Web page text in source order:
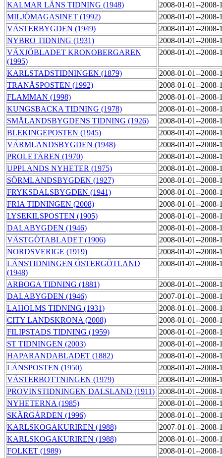
KALMAR LÄNS TIDNING (1948)
2008-01-01--
MILJÖMAGASINET (1992)
2008-01-01--
VÄSTERBYGDEN (1949)
2008-01-01--
NYBRO TIDNING (1931)
2008-01-01--
VÄXJÖBLADET KRONOBERGAREN
(1995)
2008-01-01--
KARLSTADSTIDNINGEN (1879)
2008-01-01--
TRANÅSPOSTEN (1992)
2008-01-01--
FLAMMAN (1998)
2008-01-01--
KUNGSBACKA TIDNING (1978)
2008-01-01--
SMÅLANDSBYGDENS TIDNING (1926)
2008-01-01--
BLEKINGEPOSTEN (1945)
2008-01-01--
VÄRMLANDSBYGDEN (1948)
2008-01-01--
PROLETÄREN (1970)
2008-01-01--
UPPLANDS NYHETER (1975)
2008-01-01--
SÖRMLANDSBYGDEN (1927)
2008-01-01--
FRYKSDALSBYGDEN (1941)
2008-01-01--
FRIA TIDNINGEN (2008)
2008-01-01--
LYSEKILSPOSTEN (1905)
2008-01-01--
DALABYGDEN (1946)
2008-01-01--
VÄSTGÖTABLADET (1906)
2008-01-01--
NORDSVERIGE (1919)
2008-01-01--
LÄNSTIDNINGEN ÖSTERGÖTLAND
(1948)
2008-01-01--
ARBOGA TIDNING (1881)
2008-01-01--
DALABYGDEN (1946)
2007-01-01--
LAHOLMS TIDNING (1931)
2008-01-01--
CITY LANDSKRONA (2008)
2008-01-01--
FILIPSTADS TIDNING (1959)
2008-01-01--
ST TIDNINGEN (2003)
2008-01-01--
HAPARANDABLADET (1882)
2008-01-01--
LÄNSPOSTEN (1950)
2008-01-01--
VÄSTERBOTTNINGEN (1979)
2008-01-01--
PROVINSTIDNINGEN DALSLAND (1911) 2008-01-01--
NYHETERNA (1985)
2008-01-01--
SKÄRGÅRDEN (1996)
2008-01-01--
KARLSKOGAKURIREN (1988)
2007-01-01--
KARLSKOGAKURIREN (1988)
2008-01-01--
FOLKET (1989)
2008-01-01--